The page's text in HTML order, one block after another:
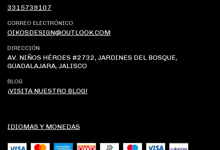
3315739107
CORREO ELECTRÓNICO
OIKOSDESIGN@OUTLOOK.COM
DIRECCIÓN
AV. NIÑOS HÉROES #2732, JARDINES DEL BOSQUE,
GUADALAJARA, JALISCO
BLOG
¡VISITA NUESTRO BLOG!
IDIOMAS Y MONEDAS